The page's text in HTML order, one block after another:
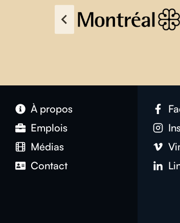
À propos
Emplois
Médias
Contact